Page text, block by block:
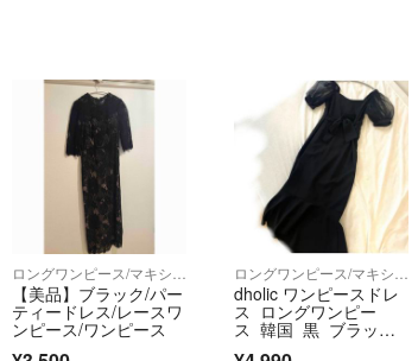
【美品】ブラック/パー
ティードレス/レースワ
ンピース/ワンピース
dholic ワンピースドレ
ス ロングワンピー
ス 韓国 黒 ブラッ
ク 二次会